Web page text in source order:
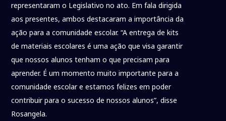
representaram o Legislativo no ato. Em fala dirigida
aos presentes, ambos destacaram a importância da
ação para a comunidade escolar. “A entrega de kits
de materiais escolares é uma ação que visa garantir
que nossos alunos tenham o que precisam para
aprender. É um momento muito importante para a
comunidade escolar e estamos felizes em poder
contribuir para o sucesso de nossos alunos”, disse
Rosangela.